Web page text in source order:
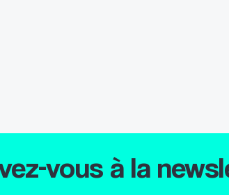
vous à la